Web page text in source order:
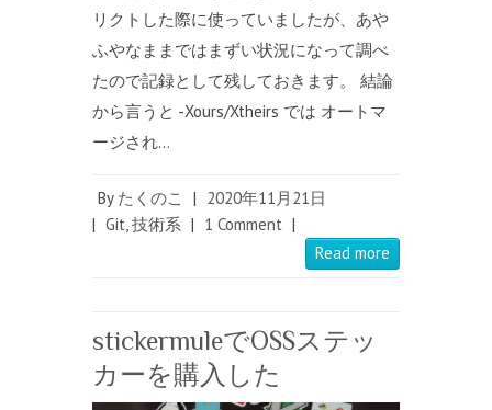
リクトした際に使っていましたが、あや
ふやなままではまずい状況になって調べ
たので記録として残しておきます。 結論
から言うと -Xours/Xtheirs では オートマ
ージされ…
By たくのこ | 2020年11月21日
| Git,技術系 | 1 Comment |
Read more
stickermuleでOSSステッ
カーを購入した